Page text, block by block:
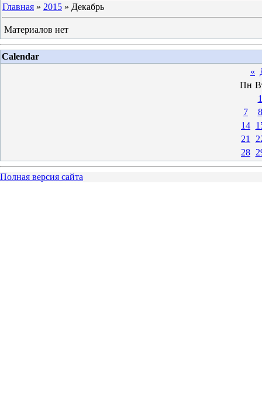
Главная » 2015 » Декабрь
Материалов нет
Calendar
«
Пн
1
7
8
14
21
28
Полная версия сайта